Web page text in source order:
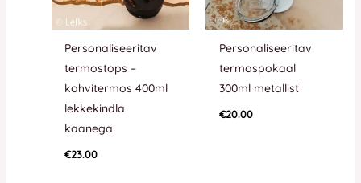
Personaliseeritav
termostops –
kohvitermos 400ml
lekkekindla
kaanega
€23.00
Personaliseeritav
termospokaal
300ml metallist
€20.00